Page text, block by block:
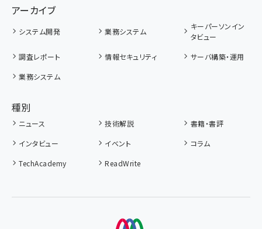
アーカイブ
システム開発 業務システム
キーパーソンイン
タビュー
調査レポート
情報セキュリティ
サーバ構築・運用
業務システム
種別
ニュース 技術解説
書籍・書評
インタビュー
イベント
コラム
TechAcademy
ReadWrite